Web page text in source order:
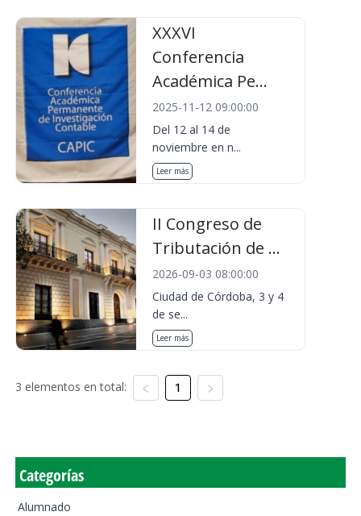
XXXVI
Conferencia
Académica Pe...
2025-11-12 09:00:00
Del 12 al 14 de
noviembre en n...
Leer más
II Congreso de
Tributación de ...
2026-09-03 08:00:00
Ciudad de Córdoba, 3 y 4
de se...
Leer más
3 elementos en total: 1
Categorías
Alumnado